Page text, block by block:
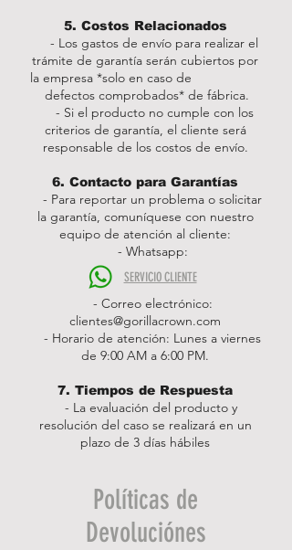
5. Costos Relacionados
- Los gastos de envío para realizar el
trámite de garantía serán cubiertos por
la empresa *solo en caso de
defectos comprobados* de fábrica.
- Si el producto no cumple con los
criterios de garantía, el cliente será
responsable de los costos de envío.
6. Contacto para Garantías
- Para reportar un problema o solicitar
la garantía, comuníquese con nuestro
equipo de atención al cliente:
- Whatsapp:
- Correo electrónico:
clientes@gorillacrown.com
- Horario de atención: Lunes a viernes
de 9:00 AM a 6:00 PM.
7. Tiempos de Respuesta
- La evaluación del producto y
resolución del caso se realizará en un
plazo de 3 días hábiles
SERVICIO CLIENTE
Políticas de
Devoluciónes